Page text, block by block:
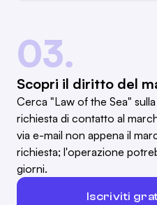
03.
Scopri il diritto del
Cerca "Law of the Sea"
richiesta di contatto al
via e-mail non appena il
richiesta; l'operazione
giorni.
Iscriviti